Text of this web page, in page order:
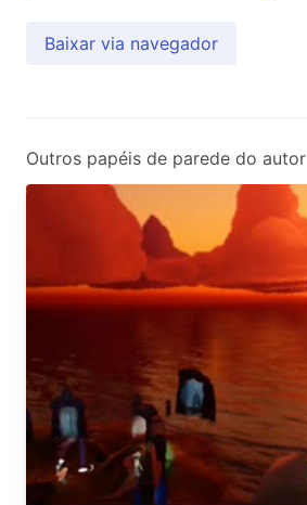
Baixar via navegador
Outros papéis de parede do autor